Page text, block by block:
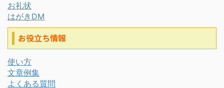
お礼状
はがきDM
お役立ち情報
使い方
文章例集
よくある質問